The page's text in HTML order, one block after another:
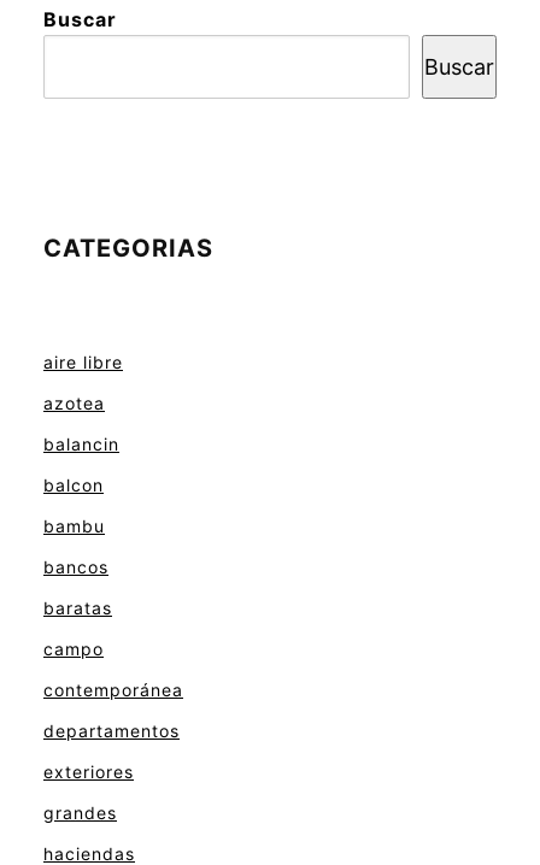
Buscar
Buscar
CATEGORIAS
aire libre
azotea
balancin
balcon
bambu
bancos
baratas
campo
contemporánea
departamentos
exteriores
grandes
haciendas